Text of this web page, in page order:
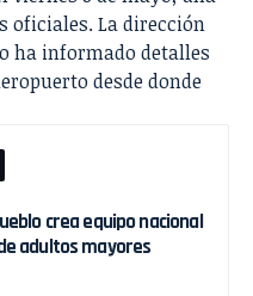
oficiales. La dirección
ha informado detalles
desde donde
crea equipo nacional
adultos mayores